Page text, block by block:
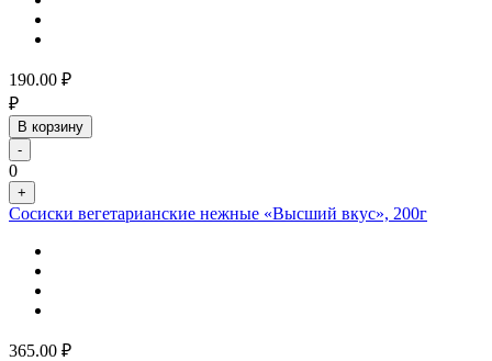
190.00 ₽
₽
В корзину
-
0
+
Сосиски вегетарианские нежные «Высший вкус», 200г
365.00 ₽